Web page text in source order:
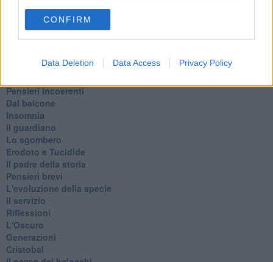
CONFIRM
Data Deletion Data Access Privacy Policy
Confessioni autoreferenziali
Utopie
Estate
Pensieri incoerenti
Dal balcone
Insomnia
Il guardiano
Lo sgombero
Erodoto e Tucidide
Il padre della storia
Pensieri brevi
L'evoluzione della specie
Il servizio
Riflessioni
L'Oscuro
Generazioni
Cristobal